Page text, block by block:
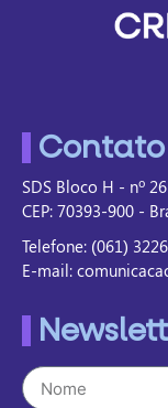
Contato
SDS Bloco H - nº
CEP: 70393-900 -
Telefone: (061)
E-mail: